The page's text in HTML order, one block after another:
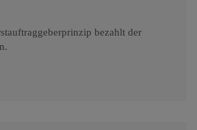
bezahlt der